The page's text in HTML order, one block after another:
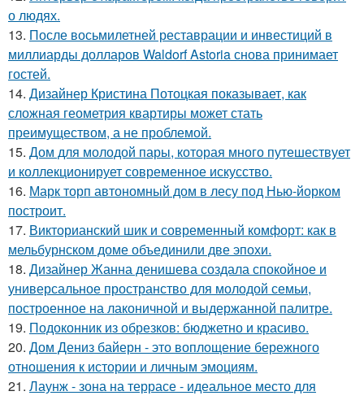
о людях.
13. После восьмилетней реставрации и инвестиций в
миллиарды долларов Waldorf Astoria снова принимает
гостей.
14. Дизайнер Кристина Потоцкая показывает, как
сложная геометрия квартиры может стать
преимуществом, а не проблемой.
15. Дом для молодой пары, которая много путешествует
и коллекционирует современное искусство.
16. Марк торп автономный дом в лесу под Нью-йорком
построит.
17. Викторианский шик и современный комфорт: как в
мельбурнском доме объединили две эпохи.
18. Дизайнер Жанна денишева создала спокойное и
универсальное пространство для молодой семьи,
построенное на лаконичной и выдержанной палитре.
19. Подоконник из обрезков: бюджетно и красиво.
20. Дом Дениз байерн - это воплощение бережного
отношения к истории и личным эмоциям.
21. Лаунж - зона на террасе - идеальное место для